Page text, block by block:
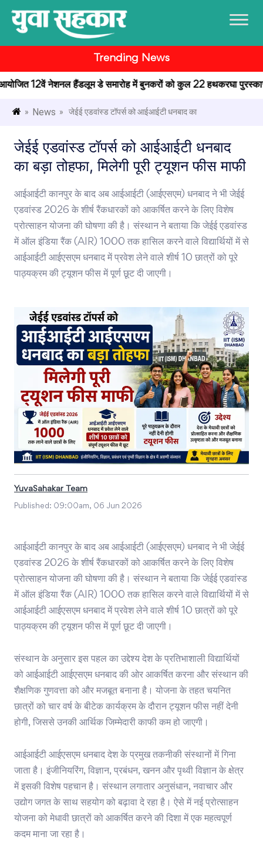
Trending News
12वें नेशनल हैंडलूम डे समारोह में बुनकरों को कुल 22 हथकरघा पुरस्कार
» News » जेईई एडवांस्ड टॉपर्स को आईआईटी धनबाद का
जेईई एडवांस्ड टॉपर्स को आईआईटी धनबाद
का बड़ा तोहफा, मिलेगी पूरी ट्यूशन फीस माफी
आईआईटी कानपुर के बाद अब आईआईटी (आईएसएम) धनबाद ने भी जेईई
एडवांस्ड 2026 के शीर्ष रैंकधारकों को आकर्षित करने के लिए विशेष
प्रोत्साहन योजना की घोषणा की है। संस्थान ने बताया कि जेईई एडवांस्ड
में ऑल इंडिया रैंक (AIR) 1000 तक हासिल करने वाले विद्यार्थियों में से
आईआईटी आईएसएम धनबाद में प्रवेश लेने वाले शीर्ष 10 छात्रों को पूरे
पाठ्यक्रम की ट्यूशन फीस में पूर्ण छूट दी जाएगी।
YuvaSahakar Team
Published: 09:00am, 06 Jun 2026
आईआईटी कानपुर के बाद अब आईआईटी (आईएसएम) धनबाद ने भी जेईई
एडवांस्ड 2026 के शीर्ष रैंकधारकों को आकर्षित करने के लिए विशेष
प्रोत्साहन योजना की घोषणा की है। संस्थान ने बताया कि जेईई एडवांस्ड
में ऑल इंडिया रैंक (AIR) 1000 तक हासिल करने वाले विद्यार्थियों में से
आईआईटी आईएसएम धनबाद में प्रवेश लेने वाले शीर्ष 10 छात्रों को पूरे
पाठ्यक्रम की ट्यूशन फीस में पूर्ण छूट दी जाएगी।
संस्थान के अनुसार इस पहल का उद्देश्य देश के प्रतिभाशाली विद्यार्थियों
को आईआईटी आईएसएम धनबाद की ओर आकर्षित करना और संस्थान की
शैक्षणिक गुणवत्ता को और मजबूत बनाना है। योजना के तहत चयनित
छात्रों को चार वर्ष के बीटेक कार्यक्रम के दौरान ट्यूशन फीस नहीं देनी
होगी, जिससे उनकी आर्थिक जिम्मेदारी काफी कम हो जाएगी।
आईआईटी आईएसएम धनबाद देश के प्रमुख तकनीकी संस्थानों में गिना
जाता है। इंजीनियरिंग, विज्ञान, प्रबंधन, खनन और पृथ्वी विज्ञान के क्षेत्र
में इसकी विशेष पहचान है। संस्थान लगातार अनुसंधान, नवाचार और
उद्योग जगत के साथ सहयोग को बढ़ावा दे रहा है। ऐसे में नई प्रोत्साहन
योजना को मेधावी छात्रों को आकर्षित करने की दिशा में एक महत्वपूर्ण
कदम माना जा रहा है।